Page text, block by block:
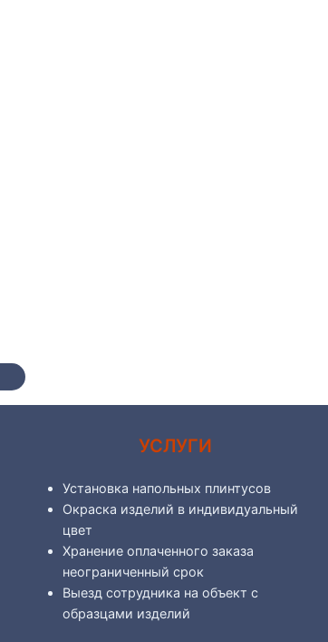
УСЛУГИ
Установка напольных плинтусов
Окраска изделий в индивидуальный
цвет
Хранение оплаченного заказа
неограниченный срок
Выезд сотрудника на объект с
образцами изделий